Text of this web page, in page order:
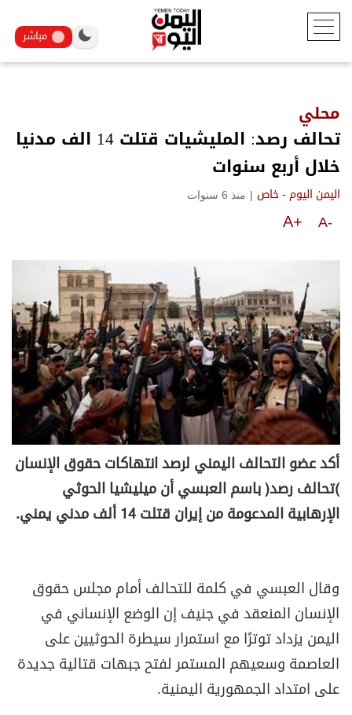
مباشر
محلي
تحالف رصد: المليشيات قتلت 14 الف مدنيا
خلال أربع سنوات
اليمن اليوم - خاص | منذ 6 سنوات
A-
A+
أكد عضو التحالف اليمني لرصد انتهاكات حقوق الإنسان
(تحالف رصد) باسم العبسي أن ميليشيا الحوثي
الإرهابية المدعومة من إيران قتلت 14 ألف مدني يمني.
وقال العبسي في كلمة للتحالف أمام مجلس حقوق
الإنسان المنعقد في جنيف إن الوضع الإنساني في
اليمن يزداد توترًا مع استمرار سيطرة الحوثيين على
العاصمة وسعيهم المستمر لفتح جبهات قتالية جديدة
على امتداد الجمهورية اليمنية.